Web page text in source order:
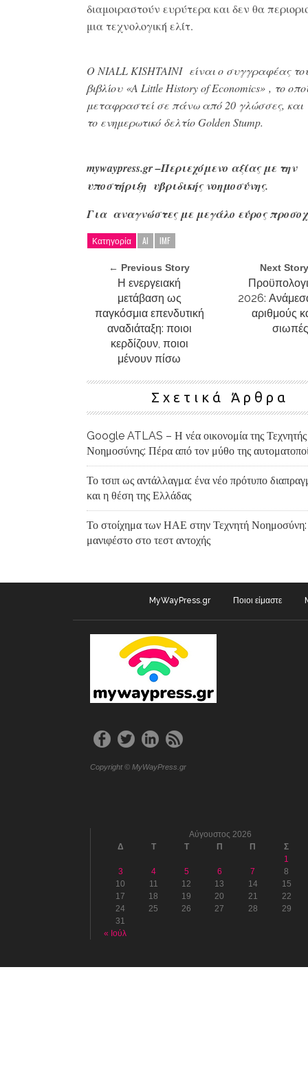
διαμοιραστούν ευρύτερα και δεν θα
μια τεχνολογική ελίτ.
Ο NIALL KISHTAINI είναι ο συγγραφέας
βιβλίου «A Little History of Economics» , το
μεταφραστεί σε πάνω από 20 γλώσσες,
το ενημερωτικό δελτίο Golden Stump.
mywaypress.gr –Περιεχόμενο αξίας με την
υποστήριξη υβριδικής νοημοσύνης.
Για αναγνώστες με μεγάλο εύρος
Κατηγορία AI IMF
← Previous Story
Η ενεργειακή
μετάβαση ως
παγκόσμια επενδυτική
αναδιάταξη: ποιοι
κερδίζουν, ποιοι
μένουν πίσω
Next
2026:
αριθμούς
Σχετικά Άρθρα
Google ATLAS – Η νέα οικονομία της Τεχνητής
Νοημοσύνης: Πέρα από τον μύθο της
Το τσιπ ως αντάλλαγμα: ένα νέο πρότυπο
και η θέση της Ελλάδας
Το στοίχημα των ΗΑΕ στην Τεχνητή Νοημοσύνη:
μανιφέστο στο τεστ αντοχής
MyWayPress.gr Ποιοι είμαστε
Copyright © MyWayPress.gr
Αύγουστος 2026
Δ
Τ Τ Π Π
Σ
1
3
4 5 6 7
8
10
11 12 13 14
15
17
18 19 20 21
22
24
25 26 27 28
29
31
« Ιούλ